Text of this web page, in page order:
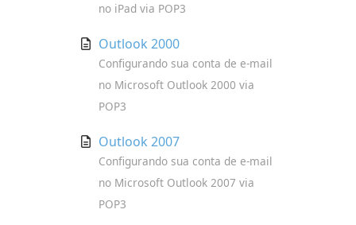
no iPad via POP3
Outlook 2000
Configurando sua conta de e-mail
no Microsoft Outlook 2000 via
POP3
Outlook 2007
Configurando sua conta de e-mail
no Microsoft Outlook 2007 via
POP3